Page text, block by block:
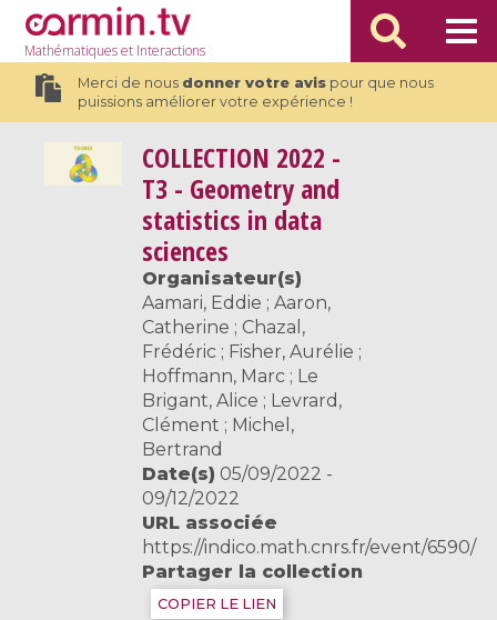
Mathématiqueset Interactions
Merci de nous donner votre avispour que nous
puissions améliorer votre expérience !
COLLECTION 2022 -
T3 - Geometry and
statistics in data
sciences
Organisateur(s)
Aamari, Eddie ; Aaron,
Catherine ; Chazal,
Frédéric ; Fisher, Aurélie ;
Hoffmann, Marc ; Le
Brigant, Alice ; Levrard,
Clément ; Michel,
Bertrand
Date(s) 05/09/2022 -
09/12/2022
URL associée
https://indico.math.cnrs.fr/event/6590/
Partager la collection
COPIER LE LIEN